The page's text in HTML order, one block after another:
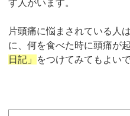
す人がいます。
片頭痛に悩まされている人
に、何を食べた時に頭痛が
日記」 をつけてみてもよい